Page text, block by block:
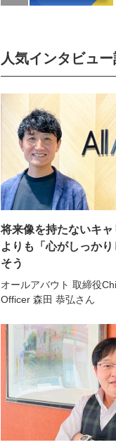
人気インタビュ
将来像を持たないキ
よりも「心がしっか
そう
オールアバウト 取締役
Officer 森田 恭弘さん